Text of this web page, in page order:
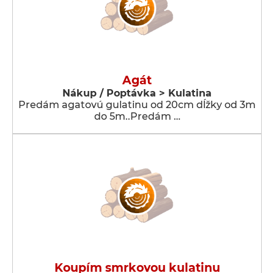
Agát
Nákup / Poptávka > Kulatina
Predám agatovú gulatinu od 20cm dĺžky od 3m
do 5m..Predám …
Koupím smrkovou kulatinu